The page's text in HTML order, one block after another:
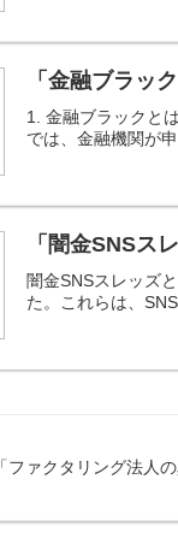
「金融ブラッ
1. 金融ブラックと
では、金融機関が
「闇金SNSス
闇金SNSスレッズ
た。これらは、
「ファクタリング法人